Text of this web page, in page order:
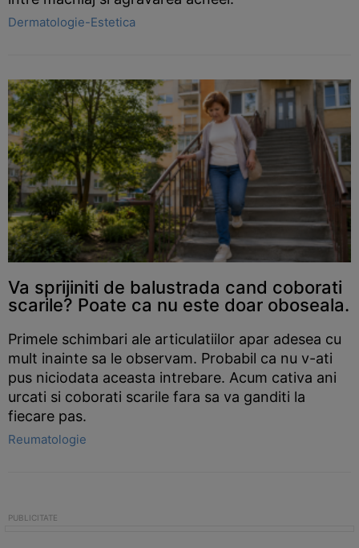
Dermatologie-Estetica
Va sprijiniti de balustrada cand coborati
scarile? Poate ca nu este doar oboseala.
Primele schimbari ale articulatiilor apar adesea cu
mult inainte sa le observam. Probabil ca nu v-ati
pus niciodata aceasta intrebare. Acum cativa ani
urcati si coborati scarile fara sa va ganditi la
fiecare pas.
Reumatologie